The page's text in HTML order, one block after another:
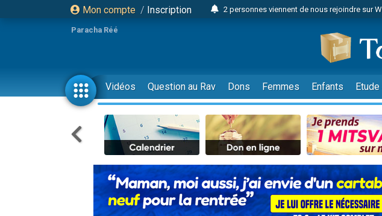
Mon compte / Inscription
2 personnes viennent de nous rejoindre sur
12 nouvelles musiques dans Torah-Box
30 personnes viennent de faire un don
Il reste 49 places pour étudier en groupe
3 personnes viennent de nous rejoindre sur
2 personnes viennent de nous rejoindre sur
3 personnes viennent de nous rejoindre sur
2 nouvelles musiques dans Torah-Box
8 personnes viennent de faire un don
Nouvelle émission radio : Visions de
61 personnes viennent de demander une
Paracha Réé
Vidéos Question au Rav Dons Femmes Enfants